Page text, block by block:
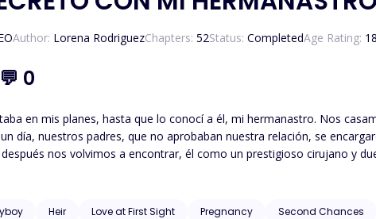
Author: Lorena RodriguezChapters: 52Status: CompletedAge Rating: 18
💬 0
en mis planes, hasta que lo conocí a él, mi hermanastro. Nos
día, nuestros padres, que no aprobaban nuestra relación, se
nos volvimos a encontrar, él como un prestigioso cirujano y
que tenemos un hijo, pero su nueva pareja aparece y mi mundo
Heir Love at First Sight Pregnancy Second Chances